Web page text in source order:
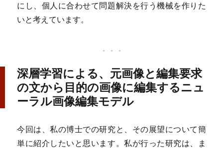
にし、個人に合わせて問題解決を行う機械を作りた
いと考えています。
深層学習による、元画像と編集要求
の文から目的の画像に編集するニュ
ーラル画像編集モデル
今回は、私の博士での研究と、その展望について簡
単に紹介したいと思います。私が行った研究は、ま